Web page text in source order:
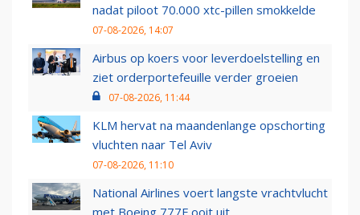
nadat piloot 70.000 xtc-pillen smokkelde
07-08-2026, 14:07
Airbus op koers voor leverdoelstelling en
ziet orderportefeuille verder groeien
07-08-2026, 11:44
KLM hervat na maandenlange opschorting
vluchten naar Tel Aviv
07-08-2026, 11:10
National Airlines voert langste vrachtvlucht